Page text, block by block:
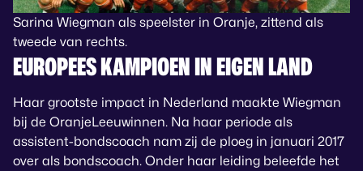
Sarina Wiegman als speelster in Oranje, zittend als
tweede van rechts.
EUROPEES KAMPIOEN IN EIGEN LAND
Haar grootste impact in Nederland maakte Wiegman
bij de OranjeLeeuwinnen. Na haar periode als
assistent-bondscoach nam zij de ploeg in januari 2017
over als bondscoach. Onder haar leiding beleefde het